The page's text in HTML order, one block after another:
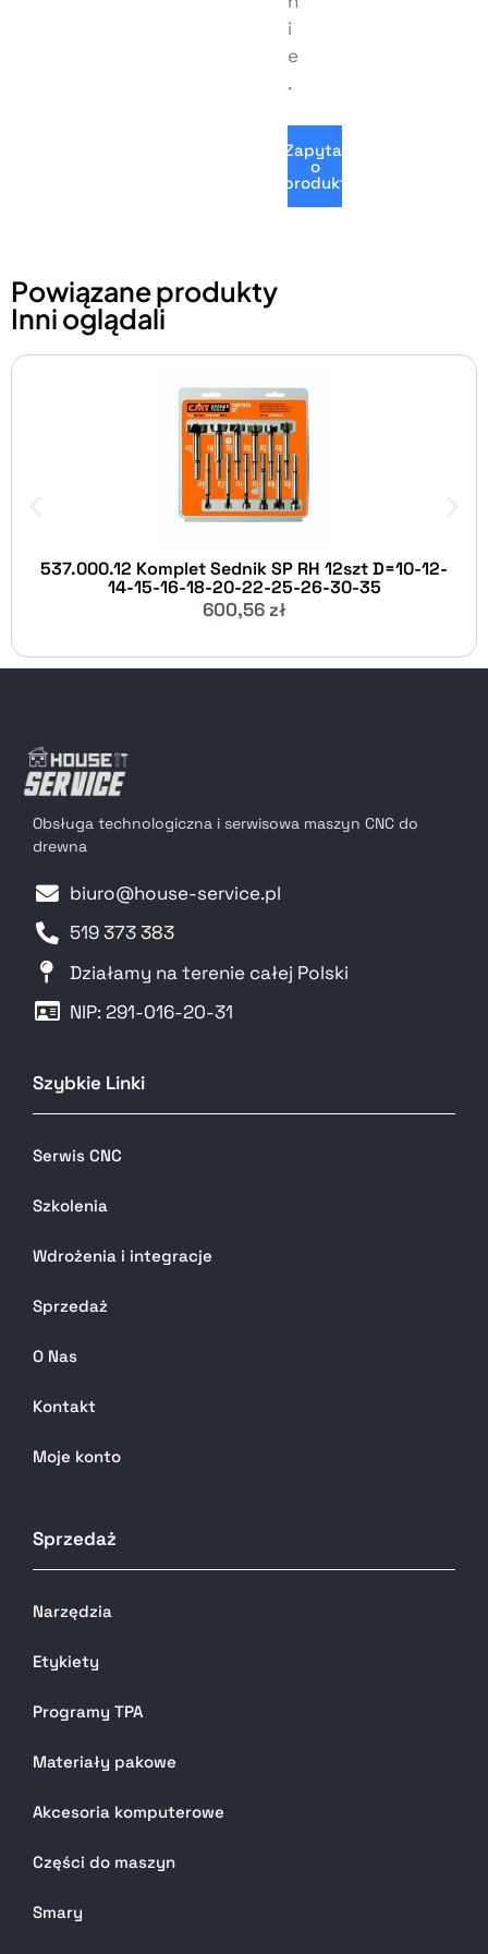
i
e
.
Zapytaj
o
produkt
Powiązane produkty
Inni oglądali
537.000.12 Komplet Sednik SP RH 12szt D=10-12-
14-15-16-18-20-22-25-26-30-35
600,56 zł
Obsługa technologiczna i serwisowa maszyn CNC do
drewna
biuro@house-service.pl
519 373 383
Działamy na terenie całej Polski
NIP: 291-016-20-31​
Szybkie Linki
Serwis CNC
Szkolenia
Wdrożenia i integracje
Sprzedaż
O Nas
Kontakt
Moje konto
Sprzedaż
Narzędzia
Etykiety
Programy TPA
Materiały pakowe
Akcesoria komputerowe
Części do maszyn
Smary